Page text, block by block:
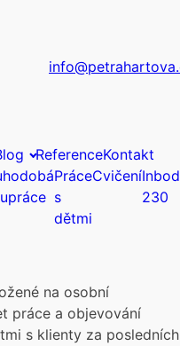
ReferenceKontakt
Práce
s
dětmi
Cvičení
230
na osobní
práce a objevování
s klienty za posledních